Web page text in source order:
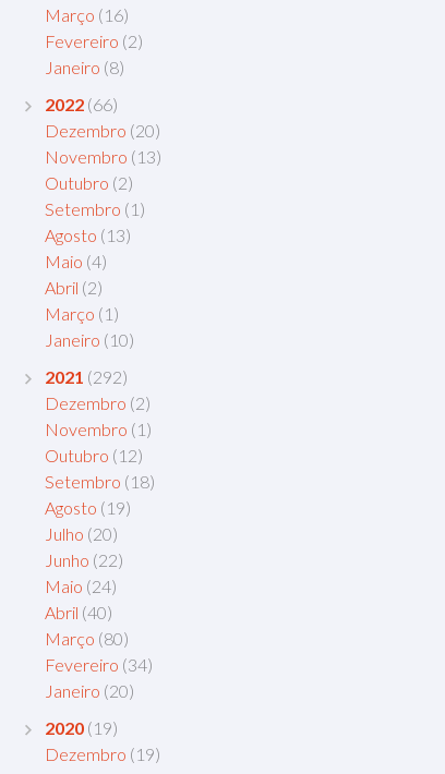
Março (16)
Fevereiro (2)
Janeiro (8)
2022 (66)
Dezembro (20)
Novembro (13)
Outubro (2)
Setembro (1)
Agosto (13)
Maio (4)
Abril (2)
Março (1)
Janeiro (10)
2021 (292)
Dezembro (2)
Novembro (1)
Outubro (12)
Setembro (18)
Agosto (19)
Julho (20)
Junho (22)
Maio (24)
Abril (40)
Março (80)
Fevereiro (34)
Janeiro (20)
2020 (19)
Dezembro (19)